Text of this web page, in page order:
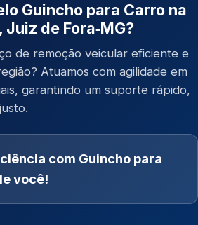
Guincho para Carro na
de Fora‑MG?
de remoção veicular eficiente e
Atuamos com agilidade em
garantindo um suporte rápido,
com Guincho para
você!